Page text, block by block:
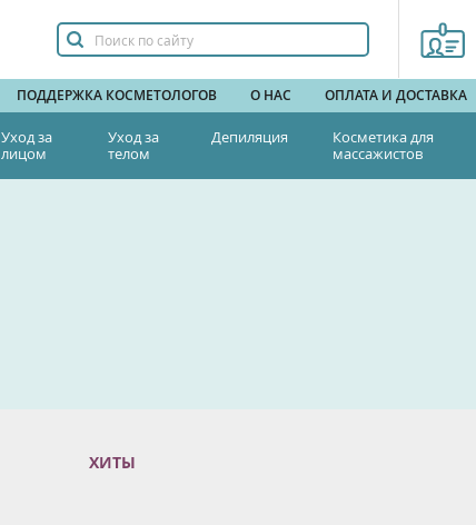
ПОДДЕРЖКА КОСМЕТОЛОГОВ О НАС ОПЛАТА И ДОСТАВКА
Уход за
лицом
Уход за
телом
Депиляция
Косметика для
массажистов
ХИТЫ